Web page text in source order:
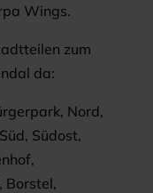
Wings.
zum
da:
Nord,
Südost,
Borstel,